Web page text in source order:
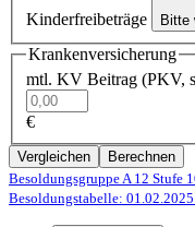
Kinderfreibeträge Bitte
Krankenversicherung
mtl. KV Beitrag (PKV,
€
Vergleichen
Berechnen
Besoldungsgruppe A 12 Stufe
Besoldungstabelle: 01.02.2025